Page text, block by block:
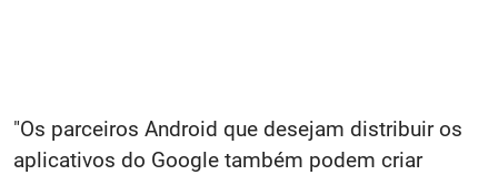
"Os parceiros Android que desejam distribuir os
aplicativos do Google também podem criar